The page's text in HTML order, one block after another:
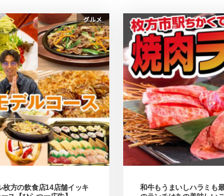
グルメ
枚方の飲食店14店舗イッキ
和牛もうまいしハラミも